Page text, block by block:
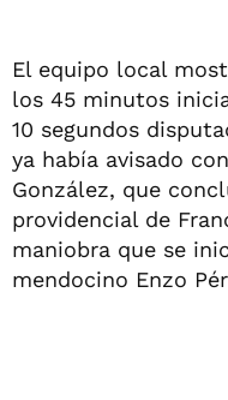
El equipo local
los 45 minutos
10 segundos
ya había avisado
González, que
providencial de
maniobra que se
mendocino Enzo